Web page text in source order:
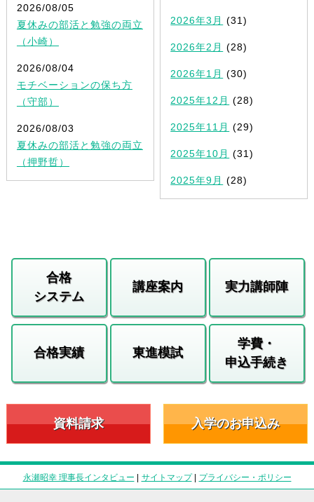
2026/08/05
夏休みの部活と勉強の両立
（小崎）
2026/08/04
モチベーションの保ち方
（守部）
2026/08/03
夏休みの部活と勉強の両立
（押野哲）
2026年3月 (31)
2026年2月 (28)
2026年1月 (30)
2025年12月 (28)
2025年11月 (29)
2025年10月 (31)
2025年9月 (28)
合格
システム
講座案内 実力講師陣
合格実績 東進模試
学費・
申込手続き
資料請求 入学のお申込み
永瀬昭幸 理事長インタビュー | サイトマップ| プライバシー・ポリシー